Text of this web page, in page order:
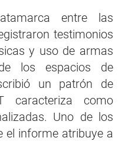
entre las
testimonios
y uso de armas
los espacios de
un patrón de
caracteriza como
Uno de los
el informe atribuye a